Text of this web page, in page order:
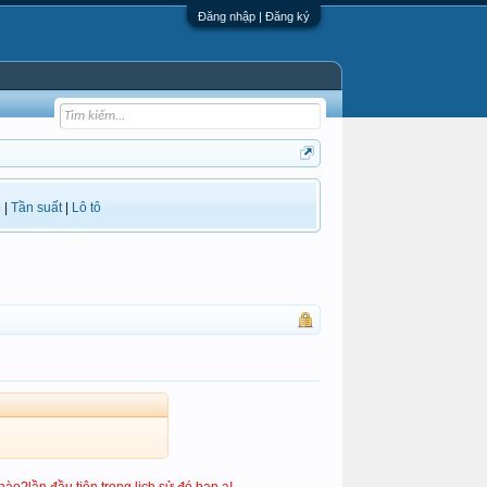
Đăng nhập | Đăng ký
Tần suất| Lô tô